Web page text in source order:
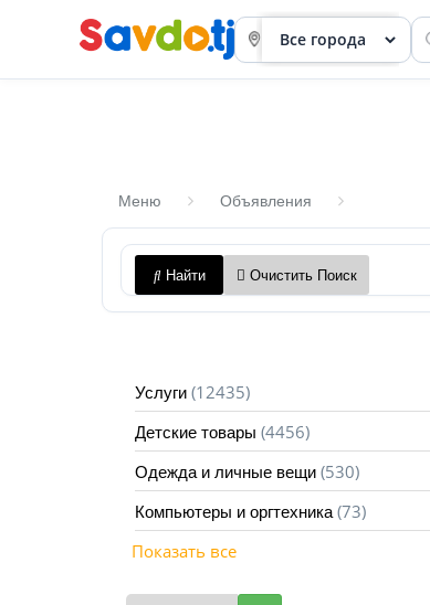
приборов
объявления
Меню Объявления
Найти Очистить Поиск
Услуги (12435)
Детские товары (4456)
Одежда и личные вещи (530)
Компьютеры и оргтехника (73)
Показать все